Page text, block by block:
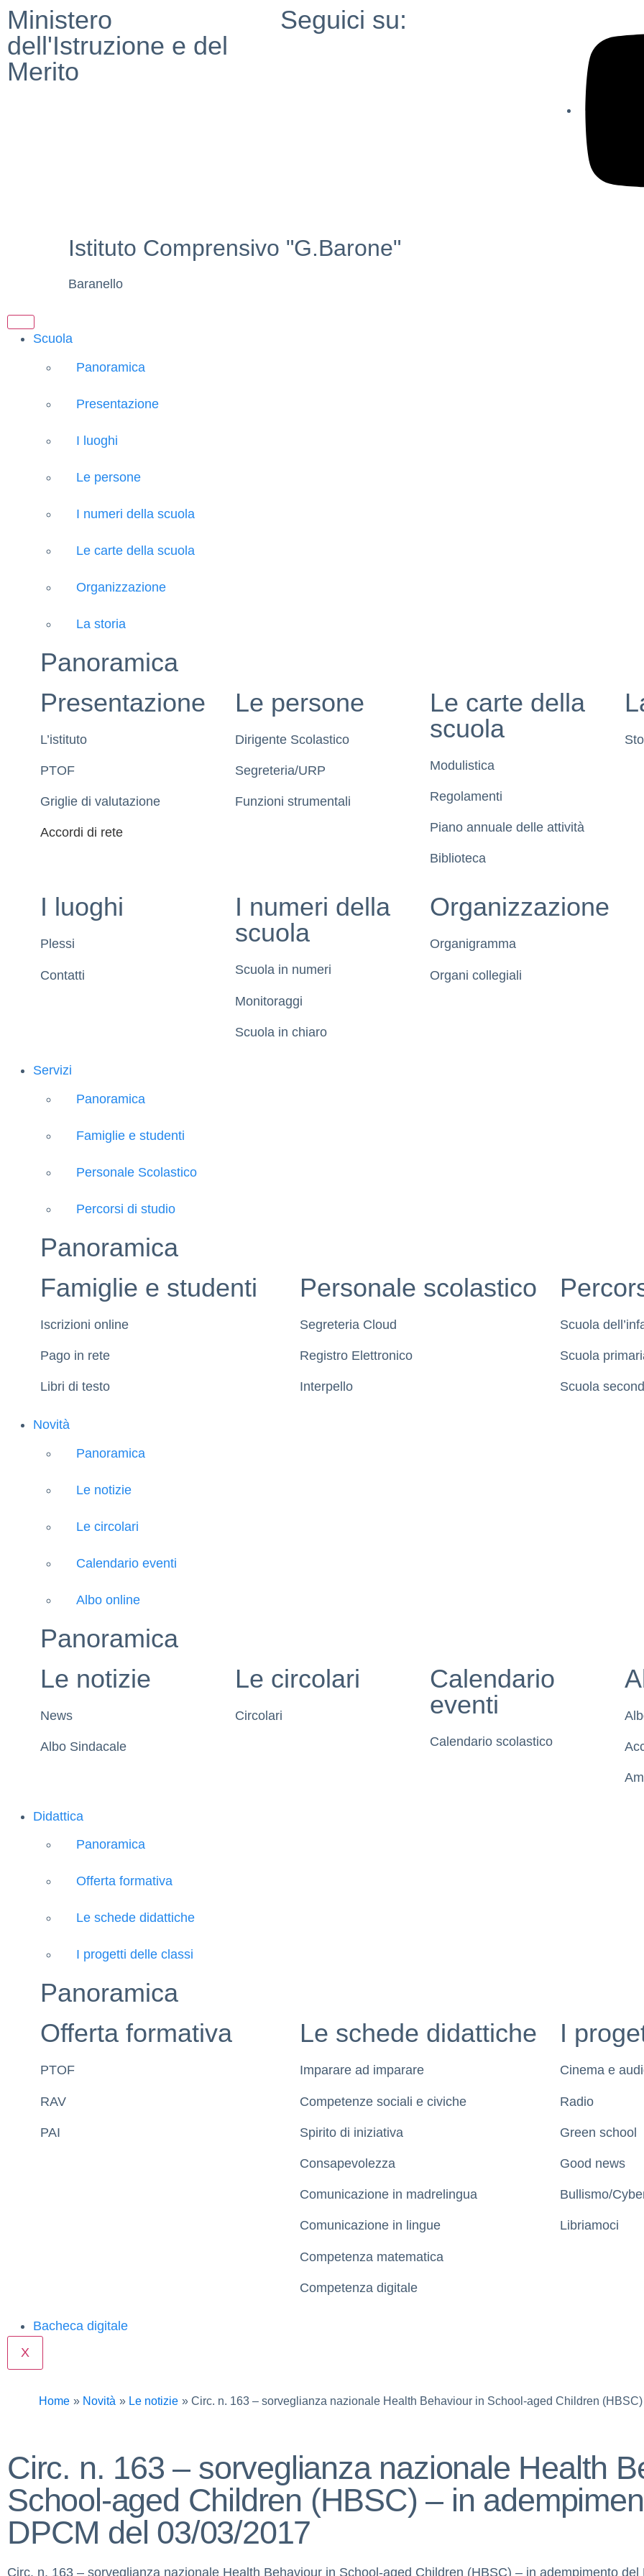
Ministero
dell'Istruzione e del
Merito
Seguici su:
Istituto Comprensivo "G.Barone"
Baranello
Scuola
Panoramica
Presentazione
I luoghi
Le persone
I numeri della scuola
Le carte della scuola
Organizzazione
La storia
Panoramica
Presentazione
L’istituto
PTOF
Griglie di valutazione
Accordi di rete
Le persone
Dirigente Scolastico
Segreteria/URP
Funzioni strumentali
Le carte della
scuola
Modulistica
Regolamenti
Piano annuale delle attività
Biblioteca
I luoghi
Plessi
Contatti
I numeri della
scuola
Scuola in numeri
Monitoraggi
Scuola in chiaro
Organizzazione
Organigramma
Organi collegiali
Servizi
Panoramica
Famiglie e studenti
Personale Scolastico
Percorsi di studio
Panoramica
Famiglie e studenti
Iscrizioni online
Pago in rete
Libri di testo
Personale scolastico
Segreteria Cloud
Registro Elettronico
Interpello
Scuola
Scuola
Scuola
Novità
Panoramica
Le notizie
Le circolari
Calendario eventi
Albo online
Panoramica
Le notizie
News
Albo Sindacale
Le circolari
Circolari
Calendario
eventi
Calendario scolastico
Didattica
Panoramica
Offerta formativa
Le schede didattiche
I progetti delle classi
Panoramica
Offerta formativa
PTOF
RAV
PAI
Le schede didattiche
Imparare ad imparare
Competenze sociali e civiche
Spirito di iniziativa
Consapevolezza
Comunicazione in madrelingua
Comunicazione in lingue
Competenza matematica
Competenza digitale
I
Cinema e
Radio
Green school
Good news
Bullismo/
Libriamoci
Bacheca digitale
X
Home Novità Le notizie
Circ. n. 163 – sorveglianza nazionale Health Behaviour in School-aged Children
Circ. n. 163 – sorveglianza nazionale Health
School-aged Children (HBSC) – in
DPCM del 03/03/2017
Circ. n. 163 – sorveglianza nazionale Health Behaviour in School-aged Children (HBSC) – in adempimento del